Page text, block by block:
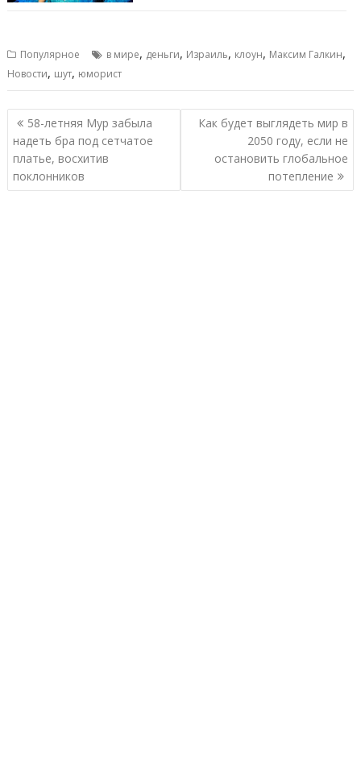
Популярное в мире, деньги, Израиль, клоун, Максим Галкин,
Новости, шут, юморист
Навигация
по
записям
58-летняя Мур забыла
надеть бра под сетчатое
платье, восхитив
поклонников
Как будет выглядеть мир в
2050 году, если не
остановить глобальное
потепление